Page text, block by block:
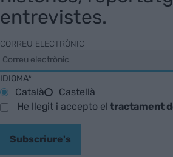
entrevistes.
CORREU ELECTRÒNIC
IDIOMA*
Català
Castellà
He llegit i accepto eltractament
Subscriure's